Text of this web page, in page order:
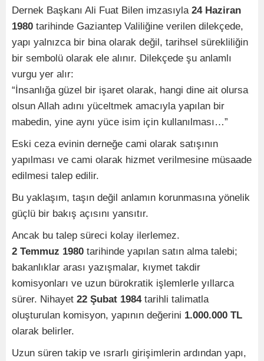
Dernek Başkanı Ali Fuat Bilen imzasıyla 24 Haziran
1980 tarihinde Gaziantep Valiliğine verilen dilekçede,
yapı yalnızca bir bina olarak değil, tarihsel sürekliliğin
bir sembolü olarak ele alınır. Dilekçede şu anlamlı
vurgu yer alır:
“İnsanlığa güzel bir işaret olarak, hangi dine ait olursa
olsun Allah adını yüceltmek amacıyla yapılan bir
mabedin, yine aynı yüce isim için kullanılması…”
Eski ceza evinin derneğe cami olarak satışının
yapılması ve cami olarak hizmet verilmesine müsaade
edilmesi talep edilir.
Bu yaklaşım, taşın değil anlamın korunmasına yönelik
güçlü bir bakış açısını yansıtır.
Ancak bu talep süreci kolay ilerlemez.
2 Temmuz 1980 tarihinde yapılan satın alma talebi;
bakanlıklar arası yazışmalar, kıymet takdir
komisyonları ve uzun bürokratik işlemlerle yıllarca
sürer. Nihayet 22 Şubat 1984tarihli talimatla
oluşturulan komisyon, yapının değerini 1.000.000 TL
olarak belirler.
Uzun süren takip ve ısrarlı girişimlerin ardından yapı,